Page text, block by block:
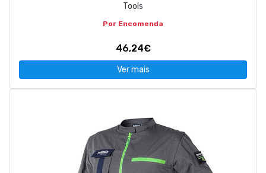
Tools
Por Encomenda
46,24€
Ver mais